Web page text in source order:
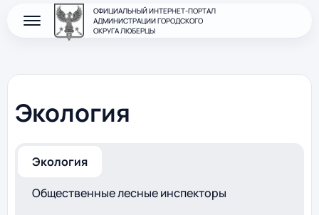
ОФИЦИАЛЬНЫЙ ИНТЕРНЕТ-ПОРТАЛ
АДМИНИСТРАЦИИ ГОРОДСКОГО
ОКРУГА ЛЮБЕРЦЫ
Экология
Экология
Общественные лесные инспекторы